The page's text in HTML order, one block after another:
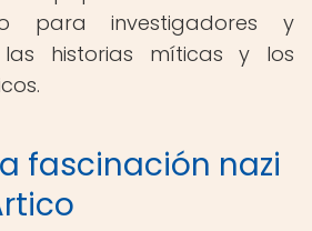
para investigadores y
historias míticas y los
fascinación nazi